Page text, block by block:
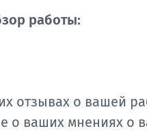
работы:
отзывах о вашей
о ваших мнениях о